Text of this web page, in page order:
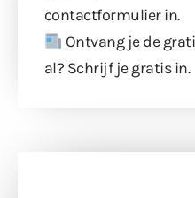
contactformulierin.
Ontvang je de
al? Schrijf je gratis in.